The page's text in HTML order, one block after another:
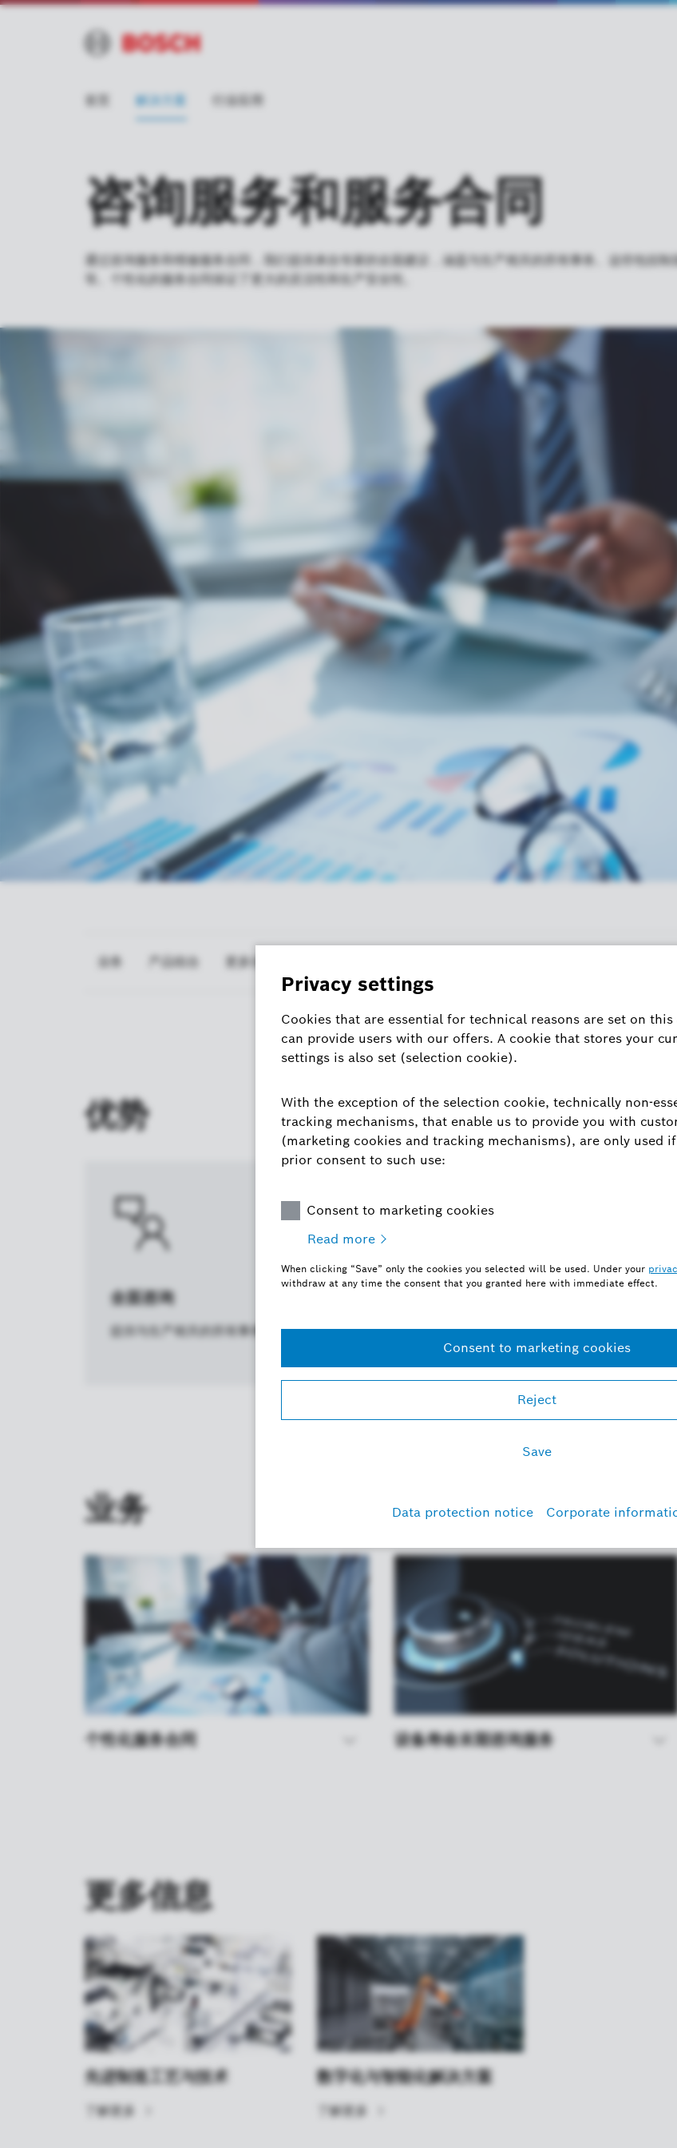
首页 解决方案 行业应用
咨询服务和服务合同
通过咨询服务和维修服务合同，我们提供来自专家的全面建议，涵盖与生产相关的所有事务。这些包括
等。个性化的服务合同保证了更大的灵活性和生产安全性。
业务 产品组合 更多信息
优势
全面咨询
提供与生产相关的所有事务的全面咨询
适用于制造和生产概念、生产线设计以及
产品生命周期末端管理等领域
业务
个性化服务合同 设备寿命末期咨询服务
更多信息
先进制造工艺与技术
了解更多
数字化与智能化解决方案
了解更多